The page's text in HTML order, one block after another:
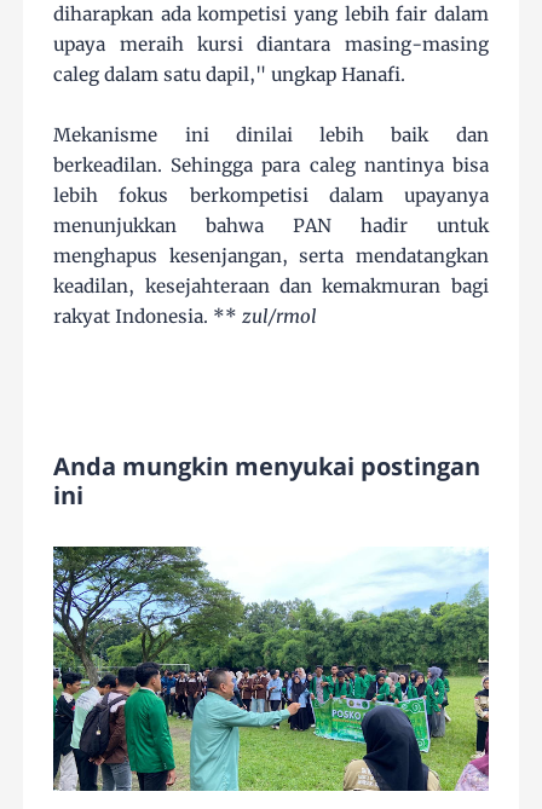
diharapkan ada kompetisi yang lebih fair dalam
upaya meraih kursi diantara masing-masing
caleg dalam satu dapil," ungkap Hanafi.
Mekanisme ini dinilai lebih baik dan
berkeadilan. Sehingga para caleg nantinya bisa
lebih fokus berkompetisi dalam upayanya
menunjukkan bahwa PAN hadir untuk
menghapus kesenjangan, serta mendatangkan
keadilan, kesejahteraan dan kemakmuran bagi
rakyat Indonesia. **zul/rmol
Anda mungkin menyukai postingan
ini